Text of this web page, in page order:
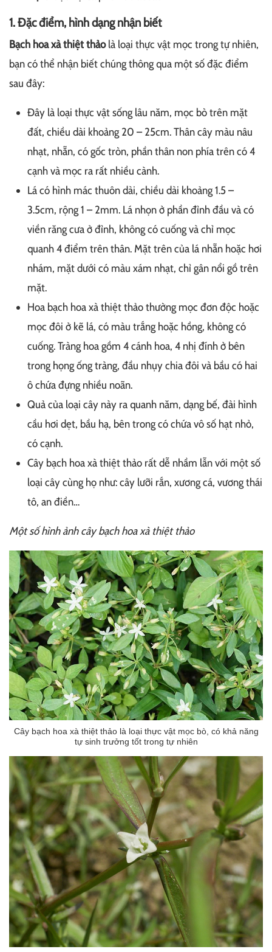
1. Đặc điểm, hình dạng nhận biết
Bạch hoa xà thiệt thảolà loại thực vật mọc trong tự nhiên,
bạn có thể nhận biết chúng thông qua một số đặc điểm
sau đây:
Đây là loại thực vật sống lâu năm, mọc bò trên mặt
đất, chiều dài khoảng 20 – 25cm. Thân cây màu nâu
nhạt, nhẵn, có gốc tròn, phần thân non phía trên có 4
cạnh và mọc ra rất nhiều cành.
Lá có hình mác thuôn dài, chiều dài khoảng 1.5 –
3.5cm, rộng 1 – 2mm. Lá nhọn ở phần đỉnh đầu và có
viền răng cưa ở đỉnh, không có cuống và chỉ mọc
quanh 4 điểm trên thân. Mặt trên của lá nhẵn hoặc hơi
nhám, mặt dưới có màu xám nhạt, chỉ gân nổi gồ trên
mặt.
Hoa bạch hoa xà thiệt thảo thường mọc đơn độc hoặc
mọc đôi ở kẽ lá, có màu trắng hoặc hồng, không có
cuống. Tràng hoa gồm 4 cánh hoa, 4 nhị đính ở bên
trong họng ống tràng, đầu nhụy chia đôi và bầu có hai
ô chứa đựng nhiều noãn.
Quả của loại cây này ra quanh năm, dạng bế, đài hình
cầu hơi dẹt, bầu hạ, bên trong có chứa vô số hạt nhỏ,
có cạnh.
Cây bạch hoa xà thiệt thảo rất dễ nhầm lẫn với một số
loại cây cùng họ như: cây lưỡi rắn, xương cá, vương thái
tô, an điền…
Một số hình ảnh cây bạch hoa xà thiệt thảo
Cây bạch hoa xà thiệt thảo là loại thực vật mọc bò, có khả năng
tự sinh trưởng tốt trong tự nhiên